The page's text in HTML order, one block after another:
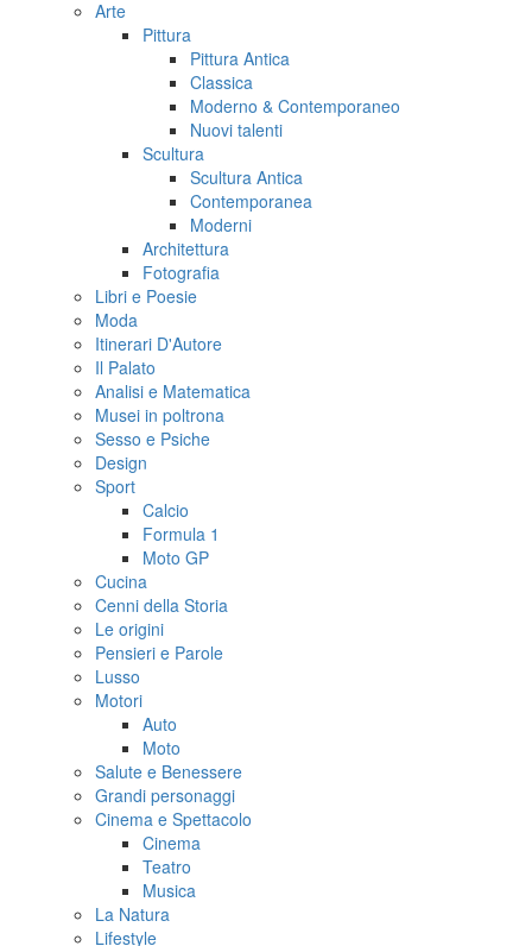
Arte
Pittura
Pittura Antica
Classica
Moderno & Contemporaneo
Nuovi talenti
Scultura
Scultura Antica
Contemporanea
Moderni
Architettura
Fotografia
Libri e Poesie
Moda
Itinerari D'Autore
Il Palato
Analisi e Matematica
Musei in poltrona
Sesso e Psiche
Design
Sport
Calcio
Formula 1
Moto GP
Cucina
Cenni della Storia
Le origini
Pensieri e Parole
Lusso
Motori
Auto
Moto
Salute e Benessere
Grandi personaggi
Cinema e Spettacolo
Cinema
Teatro
Musica
La Natura
Lifestyle